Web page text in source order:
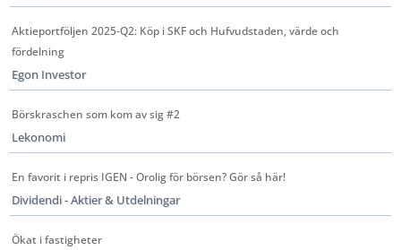
Aktieportföljen 2025-Q2: Köp i SKF och Hufvudstaden, värde och
fördelning
Egon Investor
Börskraschen som kom av sig #2
Lekonomi
En favorit i repris IGEN - Orolig för börsen? Gör så här!
Dividendi - Aktier & Utdelningar
Ökat i fastigheter